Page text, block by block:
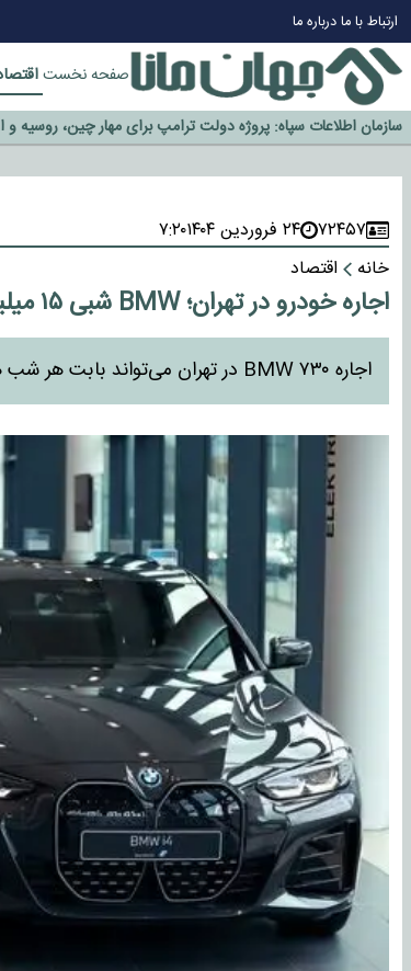
ارتباط با مادرباره ما
صفحه نخست
چرا طلا دوباره افزایشی شد؟
گزینه جدایی اوسمار روی میز مدیران پرسپولیس
آیا رئیس جمهور آمریکا قانون را دور می‌زند؟
اخراج رسمی چهره نامدار از پرسپولیس
سازمان اطلاعات سپاه: پروژه دولت ترامپ برای مهار چین، روسیه
۷۲۴۵۷ ۲۴ فروردین ۱۴۰۴
۷:۲۰
خانه
اقتصاد
اجاره خودرو در تهران؛ BMW شبی ۱۵ میلیون!
اجاره BMW ۷۳۰ در تهران می‌تواند بابت هر شب هزینه‌ای نزدیک ۱۵ میلیون تومان داشته باشد.